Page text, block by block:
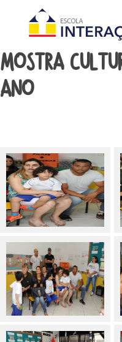
MOSTRA
ANO